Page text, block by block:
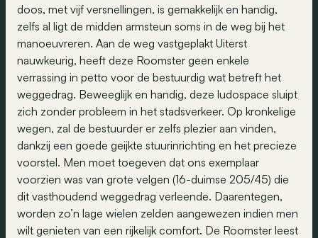
doos, met vijf versnellingen, is gemakkelijk en handig,
zelfs al ligt de midden armsteun soms in de weg bij het
manoeuvreren. Aan de weg vastgeplakt Uiterst
nauwkeurig, heeft deze Roomster geen enkele
verrassing in petto voor de bestuurdig wat betreft het
weggedrag. Beweeglijk en handig, deze ludospace sluipt
zich zonder probleem in het stadsverkeer. Op kronkelige
wegen, zal de bestuurder er zelfs plezier aan vinden,
dankzij een goede geijkte stuurinrichting en het precieze
voorstel. Men moet toegeven dat ons exemplaar
voorzien was van grote velgen (16-duimse 205/45) die
dit vasthoudend weggedrag verleende. Daarentegen,
worden zo’n lage wielen zelden aangewezen indien men
wilt genieten van een rijkelijk comfort. De Roomster leest